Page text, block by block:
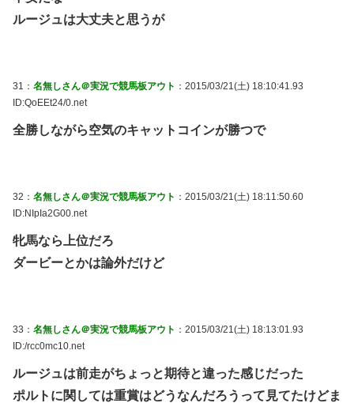
ルージュは大丈夫と思うが
31： 名無しさん＠実況で競馬板アウト ：2015/03/21(土) 18:10:41.93
ID:QoEEt24/0.net
全勝しながら空気のキャットコインが勝つで
32： 名無しさん＠実況で競馬板アウト ：2015/03/21(土) 18:11:50.60
ID:NIpIa2G00.net
牝馬なら上位だろ
ダービーとかは論外だけど
33： 名無しさん＠実況で競馬板アウト ：2015/03/21(土) 18:13:01.93
ID:/rcc0mc10.net
ルージュは前走がちょっと期待と違った感じだった
ポルトに関しては重賞はどうなんだろうって見てたけどま